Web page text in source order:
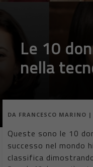
Le 10
nella
DA FRANCESCO MARINO |
Queste sono le 10
successo nel mondo
classifica